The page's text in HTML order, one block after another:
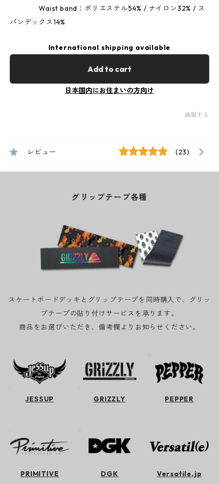
Waist band：ポリエステル54% / ナイロン32% / ス
パンデックス14%
International shipping available
Add to cart
日本国内にお住まいの方向け
通報する
レビュー (23)
グリップテープ各種
スケートボードデッキとグリップテープを同時購入で、グリッ
プテープの貼り付けサービスを承ります。
商品をお選びいただき、備考欄よりお知らせください。
JESSUP GRIZZLY PEPPER
PRIMITIVE DGK Versatile.jp